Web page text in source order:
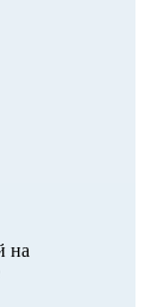
на